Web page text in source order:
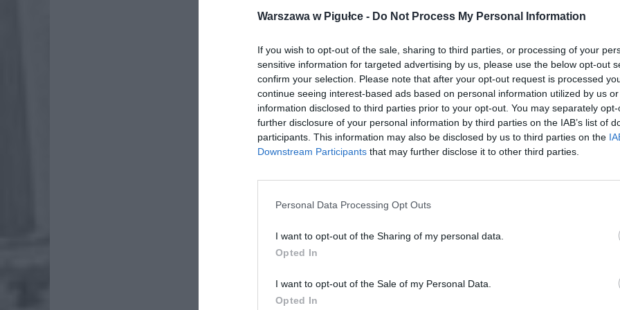
Warszawa w Pigułce - Do Not Process My Personal Information
If you wish to opt-out of the sale, sharing to third parties, or processing of your
sensitive information for targeted advertising by us, please use the below opt-out
confirm your selection. Please note that after your opt-out request is processed
continue seeing interest-based ads based on personal information utilized by us
information disclosed to third parties prior to your opt-out. You may separately
further disclosure of your personal information by third parties on the IAB’s list of
participants. This information may also be disclosed by us to third parties on the
Downstream Participants that may further disclose it to other third parties.
Personal Data Processing Opt Outs
I want to opt-out of the Sharing of my personal data.
Opted In
I want to opt-out of the Sale of my Personal Data.
Opted In
ad
Dodaj nas do preferowanych źródeł w Google